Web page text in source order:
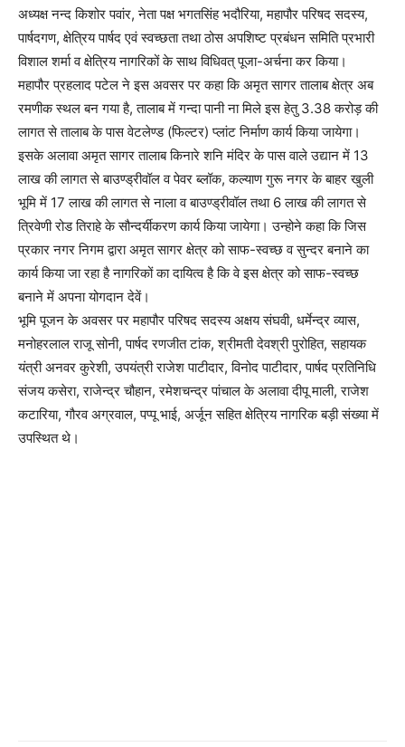
अध्यक्ष नन्द किशोर पवांर, नेता पक्ष भगतसिंह भदौरिया, महापौर परिषद सदस्य,
पार्षदगण, क्षेत्रिय पार्षद एवं स्वच्छता तथा ठोस अपशिष्ट प्रबंधन समिति प्रभारी
विशाल शर्मा व क्षेत्रिय नागरिकों के साथ विधिवत् पूजा-अर्चना कर किया।
महापौर प्रहलाद पटेल ने इस अवसर पर कहा कि अमृत सागर तालाब क्षेत्र अब
रमणीक स्थल बन गया है, तालाब में गन्दा पानी ना मिले इस हेतु 3.38 करोड़ की
लागत से तालाब के पास वेटलेण्ड (फिल्टर) प्लांट निर्माण कार्य किया जायेगा।
इसके अलावा अमृत सागर तालाब किनारे शनि मंदिर के पास वाले उद्यान में 13
लाख की लागत से बाउण्ड्रीवॉल व पेवर ब्लॉक, कल्याण गुरू नगर के बाहर खुली
भूमि में 17 लाख की लागत से नाला व बाउण्ड्रीवॉल तथा 6 लाख की लागत से
त्रिवेणी रोड तिराहे के सौन्दर्यीकरण कार्य किया जायेगा। उन्होने कहा कि जिस
प्रकार नगर निगम द्वारा अमृत सागर क्षेत्र को साफ-स्वच्छ व सुन्दर बनाने का
कार्य किया जा रहा है नागरिकों का दायित्व है कि वे इस क्षेत्र को साफ-स्वच्छ
बनाने में अपना योगदान देवें।
भूमि पूजन के अवसर पर महापौर परिषद सदस्य अक्षय संघवी, धर्मेन्द्र व्यास,
मनोहरलाल राजू सोनी, पार्षद रणजीत टांक, श्रीमती देवश्री पुरोहित, सहायक
यंत्री अनवर कुरेशी, उपयंत्री राजेश पाटीदार, विनोद पाटीदार, पार्षद प्रतिनिधि
संजय कसेरा, राजेन्द्र चौहान, रमेशचन्द्र पांचाल के अलावा दीपू माली, राजेश
कटारिया, गौरव अग्रवाल, पप्पू भाई, अर्जून सहित क्षेत्रिय नागरिक बड़ी संख्या में
उपस्थित थे।